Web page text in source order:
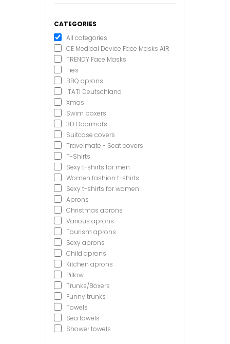
CATEGORIES
All categories
CE Medical Device Face Masks AIR
TRENDY Face Masks
Ties
BBQ aprons
ITATI Deutschland
Xmas
Swim boxers
3D Doormats
Suitcase covers
Travelmate - Seat covers
T-Shirts
Sexy t-shirts for men
Women fashion t-shirts
Sexy t-shirts for women
Aprons
Christmas aprons
Various aprons
Tourism aprons
Sexy aprons
Child aprons
Kitchen aprons
Pillow
Trunks/Boxers
Funny trunks
Towels
Sea towels
Shower towels